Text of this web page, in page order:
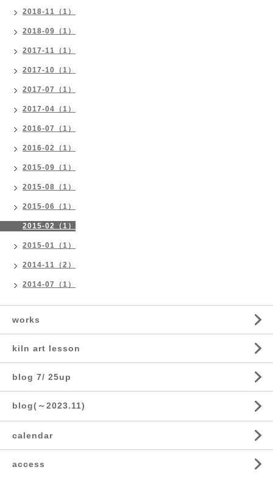
2018-11（1）
2018-09（1）
2017-11（1）
2017-10（1）
2017-07（1）
2017-04（1）
2016-07（1）
2016-02（1）
2015-09（1）
2015-08（1）
2015-06（1）
2015-02（1）
2015-01（1）
2014-11（2）
2014-07（1）
works
kiln art lesson
blog 7/ 25up
blog(～2023.11)
calendar
access